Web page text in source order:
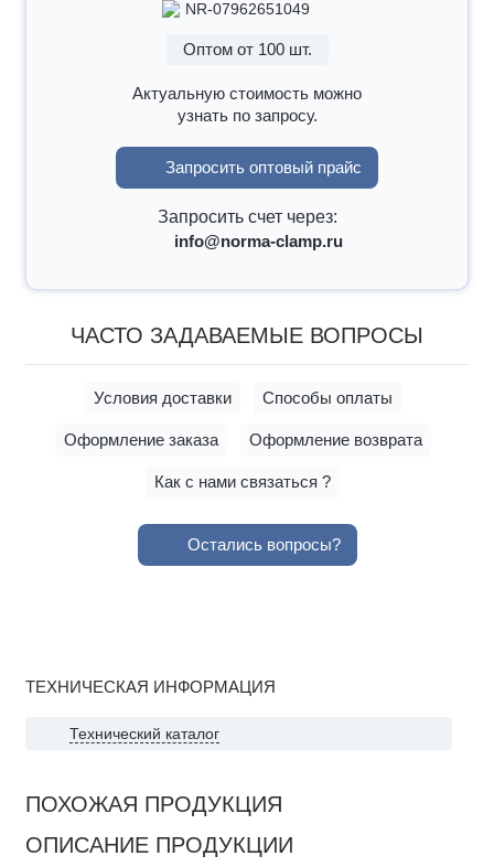
NR-07962651049
Оптом от 100 шт.
Актуальную стоимость можно
узнать по запросу.
Запросить оптовый прайс
Запросить счет через:
info@norma-clamp.ru
ЧАСТО ЗАДАВАЕМЫЕ ВОПРОСЫ
Условия доставки Способы оплаты
Оформление заказа Оформление возврата
Как с нами связаться ?
Остались вопросы?
ТЕХНИЧЕСКАЯ ИНФОРМАЦИЯ
Технический каталог
ПОХОЖАЯ ПРОДУКЦИЯ
ОПИСАНИЕ ПРОДУКЦИИ